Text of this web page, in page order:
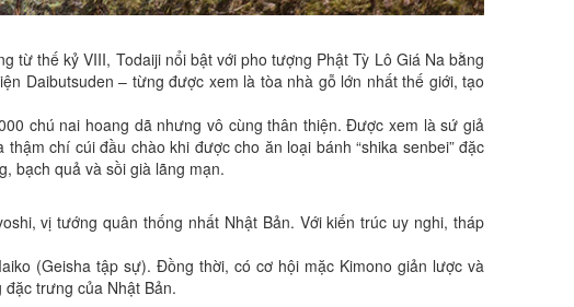
thế kỷ VIII, Todaiji nổi bật với pho tượng Phật Tỳ Lô Giá Na bằng
Daibutsuden – từng được xem là tòa nhà gỗ lớn nhất thế giới, tạo
chú nai hoang dã nhưng vô cùng thân thiện. Được xem là sứ giả
chí cúi đầu chào khi được cho ăn loại bánh “shika senbei” đặc
bạch quả và sồi già lãng mạn.
vị tướng quân thống nhất Nhật Bản. Với kiến trúc uy nghi, tháp
(Geisha tập sự). Đồng thời, có cơ hội mặc Kimono giản lược và
trưng của Nhật Bản.